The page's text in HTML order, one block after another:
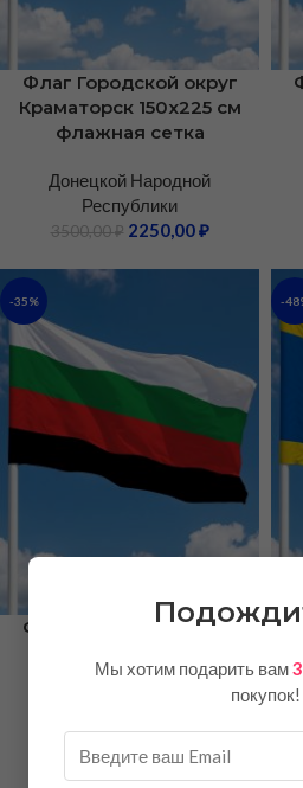
Флаг Городской округ
Краматорск 150х225 см
флажная сетка
Донецкой Народной
Республики
3500,00₽ 2250,00₽
-35%
Флаг Городской округ
флажная сетка
Республики
1150,00₽750,00₽
-
Мы хотим подарить вам
покупок!